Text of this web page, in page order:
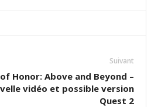
Suivant
Honor: Above and Beyond –
vidéo et possible version
Quest 2